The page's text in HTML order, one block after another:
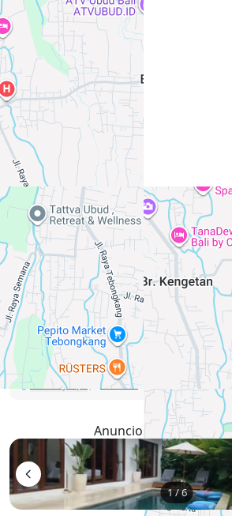
Ver 55 anuncio en Ubud
Sviatoslav
Agente, 1 año con
El anfitrión habla
44 listado
Telegram
🛡Security tips Informe
Anuncios similares en
1/6